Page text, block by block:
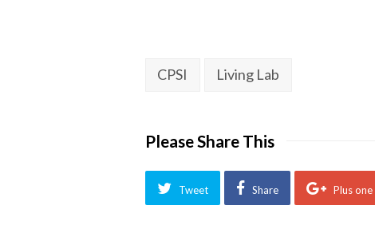
CPSI Living Lab
Please Share This
Tweet Share Plus one